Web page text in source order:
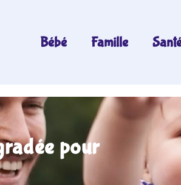
Bébé Famille
pour